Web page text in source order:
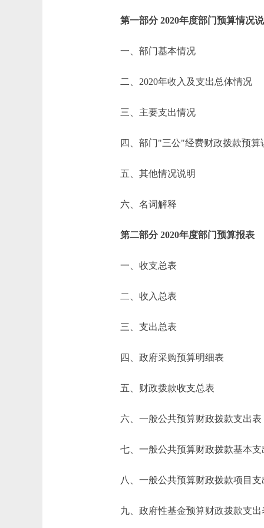
第一部分 2020年度部门预算情况说
一、部门基本情况
二、2020年收入及支出总体情况
三、主要支出情况
四、部门"三公"经费财政拨款预算
五、其他情况说明
六、名词解释
第二部分 2020年度部门预算报表
一、收支总表
二、收入总表
三、支出总表
四、政府采购预算明细表
五、财政拨款收支总表
六、一般公共预算财政拨款支出表
七、一般公共预算财政拨款基本支
八、一般公共预算财政拨款项目支
九、政府性基金预算财政拨款支出